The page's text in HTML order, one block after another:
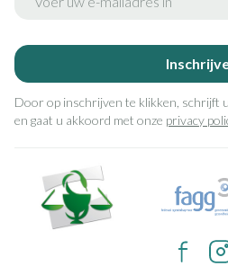
Door op inschrijven te klikken, schrijft
en gaat u akkoord met onze privacy